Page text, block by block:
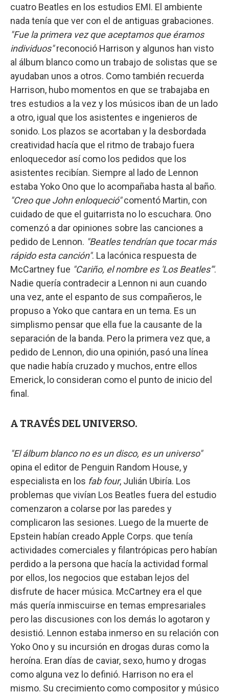
cuatro Beatles en los estudios EMI. El ambiente
nada tenía que ver con el de antiguas grabaciones.
"Fue la primera vez que aceptamos que éramos
individuos"reconoció Harrison y algunos han visto
al álbum blanco como un trabajo de solistas que se
ayudaban unos a otros. Como también recuerda
Harrison, hubo momentos en que se trabajaba en
tres estudios a la vez y los músicos iban de un lado
a otro, igual que los asistentes e ingenieros de
sonido. Los plazos se acortaban y la desbordada
creatividad hacía que el ritmo de trabajo fuera
enloquecedor así como los pedidos que los
asistentes recibían. Siempre al lado de Lennon
estaba Yoko Ono que lo acompañaba hasta al baño.
"Creo que John enloqueció"comentó Martin, con
cuidado de que el guitarrista no lo escuchara. Ono
comenzó a dar opiniones sobre las canciones a
pedido de Lennon. "Beatles tendrían que tocar más
rápido esta canción". La lacónica respuesta de
McCartney fue "Cariño, el nombre es 'Los Beatles'".
Nadie quería contradecir a Lennon ni aun cuando
una vez, ante el espanto de sus compañeros, le
propuso a Yoko que cantara en un tema. Es un
simplismo pensar que ella fue la causante de la
separación de la banda. Pero la primera vez que, a
pedido de Lennon, dio una opinión, pasó una línea
que nadie había cruzado y muchos, entre ellos
Emerick, lo consideran como el punto de inicio del
final.
A TRAVÉS DEL UNIVERSO.
"El álbum blanco no es un disco, es un universo"
opina el editor de Penguin Random House, y
especialista en los fab four, Julián Ubiría. Los
problemas que vivían Los Beatles fuera del estudio
comenzaron a colarse por las paredes y
complicaron las sesiones. Luego de la muerte de
Epstein habían creado Apple Corps. que tenía
actividades comerciales y filantrópicas pero habían
perdido a la persona que hacía la actividad formal
por ellos, los negocios que estaban lejos del
disfrute de hacer música. McCartney era el que
más quería inmiscuirse en temas empresariales
pero las discusiones con los demás lo agotaron y
desistió. Lennon estaba inmerso en su relación con
Yoko Ono y su incursión en drogas duras como la
heroína. Eran días de caviar, sexo, humo y drogas
como alguna vez lo definió. Harrison no era el
mismo. Su crecimiento como compositor y músico